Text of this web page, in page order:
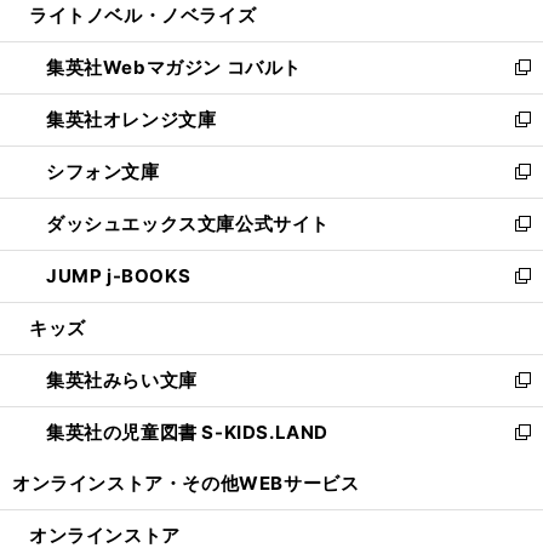
開
く
ウ
で
開
く
ン
ド
ウ
で
開
く
ウ
ィ
ン
ド
ウ
で
開
く
ライトノベル・ノベライズ
集英社Webマガジン コバルト
新
し
い
ウ
ィ
ン
ド
ウ
で
開
集英社オレンジ文庫
新
し
い
ウ
ィ
ン
ド
ウ
開
く
シフォン文庫
新
し
い
ウ
ィ
ン
ウ
で
開
く
ダッシュエックス文庫公式サイト
新
し
い
ウ
ン
ド
ウ
で
JUMP j-BOOKS
新
し
ウ
ィ
ン
ド
開
キッズ
集英社みらい文庫
新
し
い
ン
集英社の児童図書 S-KIDS.LAND
新
ウ
オンラインストア・ その他WEBサービス
オンラインストア